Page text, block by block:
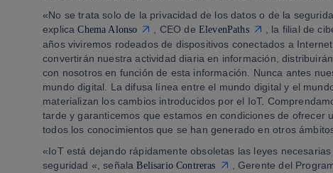
«No se trata solo de la privacidad de los datos o de la
explicaChema Alonso , CEO de ElevenPaths
, la filial de
años viviremos rodeados de dispositivos conectados a
convertirán nuestra actividad diaria en información,
con nosotros en función de esta información. Nunca antes
mundo digital. La difusa línea entre el mundo digital y el
materializan los cambios introducidos por el IoT.
tarde y garanticemos que estamos en condiciones de ofrecer
todos los conocimientos que se han generado en otros
«IoT está dejando rápidamente obsoletas las leyes
seguridad «, señalaBelisario Contreras
, Gerente del